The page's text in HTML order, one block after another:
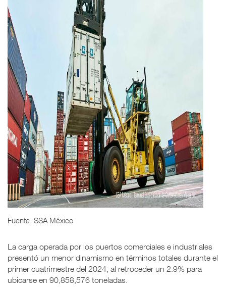
Fuente: SSA México
La carga operada por los puertos comerciales e industriales
presentó un menor dinamismo en términos totales durante el
primer cuatrimestre del 2024, al retroceder un 2.9% para
ubicarse en 90,858,576 toneladas.